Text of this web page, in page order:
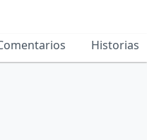
Historias